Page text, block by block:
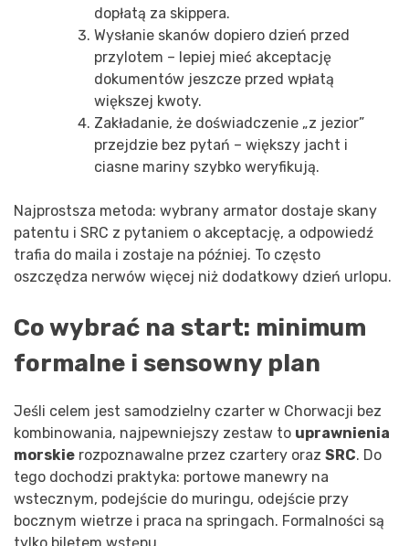
dopłatą za skippera.
Wysłanie skanów dopiero dzień przed
przylotem – lepiej mieć akceptację
dokumentów jeszcze przed wpłatą
większej kwoty.
Zakładanie, że doświadczenie „z jezior”
przejdzie bez pytań – większy jacht i
ciasne mariny szybko weryfikują.
Najprostsza metoda: wybrany armator dostaje skany
patentu i SRC z pytaniem o akceptację, a odpowiedź
trafia do maila i zostaje na później. To często
oszczędza nerwów więcej niż dodatkowy dzień urlopu.
Co wybrać na start: minimum
formalne i sensowny plan
Jeśli celem jest samodzielny czarter w Chorwacji bez
kombinowania, najpewniejszy zestaw to uprawnienia
morskie rozpoznawalne przez czartery oraz SRC. Do
tego dochodzi praktyka: portowe manewry na
wstecznym, podejście do muringu, odejście przy
bocznym wietrze i praca na springach. Formalności są